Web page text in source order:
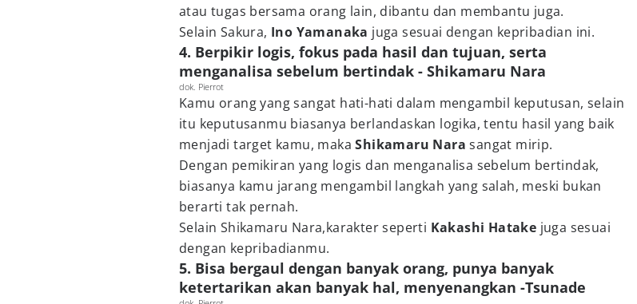
atau tugas bersama orang lain, dibantu dan membantu juga.
Selain Sakura, Ino Yamanaka juga sesuai dengan kepribadian ini.
4. Berpikir logis, fokus pada hasil dan tujuan, serta
menganalisa sebelum bertindak - Shikamaru Nara
dok. Pierrot
Kamu orang yang sangat hati-hati dalam mengambil keputusan, selain
itu keputusanmu biasanya berlandaskan logika, tentu hasil yang baik
menjadi target kamu, makaShikamaru Narasangat mirip.
Dengan pemikiran yang logis dan menganalisa sebelum bertindak,
biasanya kamu jarang mengambil langkah yang salah, meski bukan
berarti tak pernah.
Selain Shikamaru Nara,karakter seperti Kakashi Hatake juga sesuai
dengan kepribadianmu.
5. Bisa bergaul dengan banyak orang, punya banyak
ketertarikan akan banyak hal, menyenangkan -Tsunade